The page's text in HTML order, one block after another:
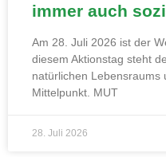
immer auch
Am 28. Juli 2026 ist der
diesem Aktionstag steht
natürlichen Lebensraums
Mittelpunkt. MUT
28. Juli 2026